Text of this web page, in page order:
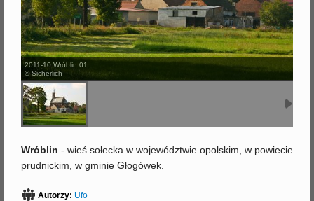
2011-10 Wróblin 01
© Sicherlich
Wróblin - wieś sołecka w województwie opolskim, w powiecie
prudnickim, w gminie Głogówek.
Autorzy: Ufo